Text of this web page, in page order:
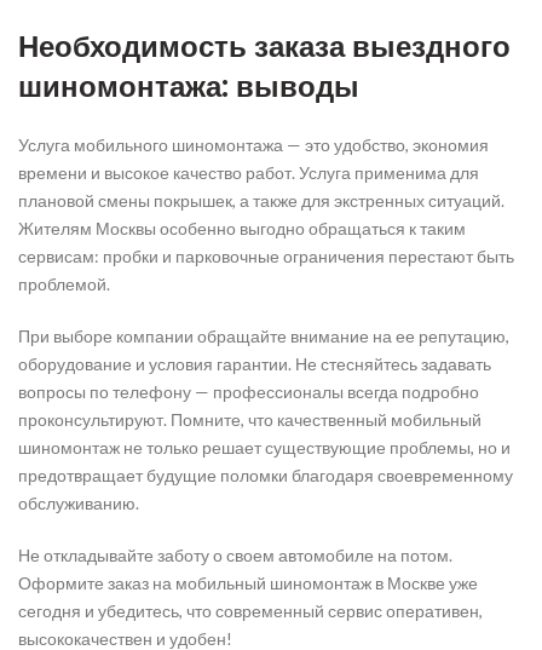
Необходимость заказа выездного
шиномонтажа: выводы
Услуга мобильного шиномонтажа — это удобство, экономия
времени и высокое качество работ. Услуга применима для
плановой смены покрышек, а также для экстренных ситуаций.
Жителям Москвы особенно выгодно обращаться к таким
сервисам: пробки и парковочные ограничения перестают быть
проблемой.
При выборе компании обращайте внимание на ее репутацию,
оборудование и условия гарантии. Не стесняйтесь задавать
вопросы по телефону — профессионалы всегда подробно
проконсультируют. Помните, что качественный мобильный
шиномонтаж не только решает существующие проблемы, но и
предотвращает будущие поломки благодаря своевременному
обслуживанию.
Не откладывайте заботу о своем автомобиле на потом.
Оформите заказ на мобильный шиномонтаж в Москве уже
сегодня и убедитесь, что современный сервис оперативен,
высококачествен и удобен!